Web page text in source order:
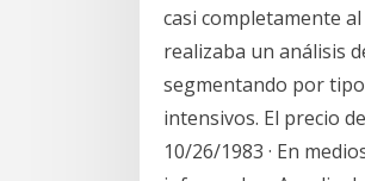
casi completamente
realizaba un análisis
segmentando por
intensivos. El precio
10/26/1983 · En